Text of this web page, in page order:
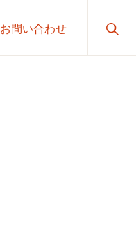
お問い合わせ